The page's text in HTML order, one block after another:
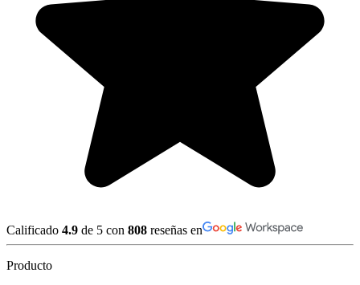
Calificado 4.9 de 5 con 808 reseñas en
Producto